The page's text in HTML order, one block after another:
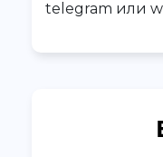
telegram или